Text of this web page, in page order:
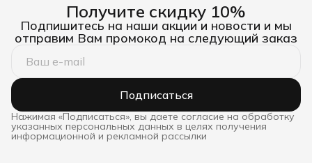
Получите скидку 10%
Подпишитесь на наши акции и новости и мы
отправим Вам промокод на следующий заказ
Подписаться
Нажимая «Подписаться», вы даете согласие на обработку
указанных персональных данных в целях получения
информационной и рекламной рассылки